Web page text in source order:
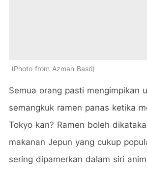
Photo from Azman Basri
Semua orang pasti mengimpikan
semangkuk ramen panas ketika
Tokyo kan? Ramen boleh
makanan Jepun yang cukup
sering dipamerkan dalam siri